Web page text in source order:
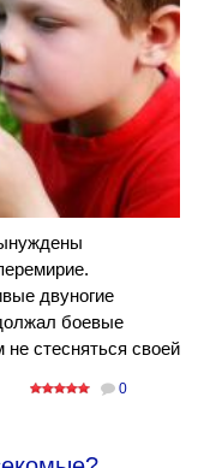
двуногие
боевые
стесняться своей
0